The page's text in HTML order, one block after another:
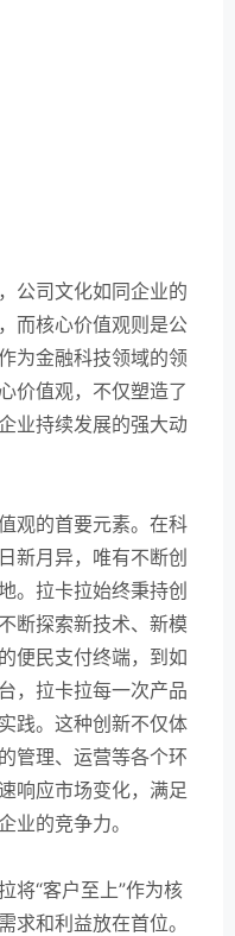
公司文化如同企业的
而核心价值观则是公
为金融科技领域的领
价值观，不仅塑造了
业持续发展的强大动
观的首要元素。在科
新月异，唯有不断创
。拉卡拉始终秉持创
断探索新技术、新模
便民支付终端，到如
，拉卡拉每一次产品
践。这种创新不仅体
管理、运营等各个环
响应市场变化，满足
业的竞争力。
将“客户至上”作为核
求和利益放在首位。